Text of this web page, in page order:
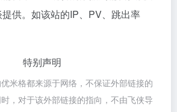
供。如该站的IP、PV、跳出率
特别声明
米格都来源于网络，不保证外部链接的
，对于该外部链接的指向，不由飞侠导